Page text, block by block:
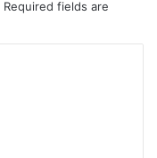
Required fields are